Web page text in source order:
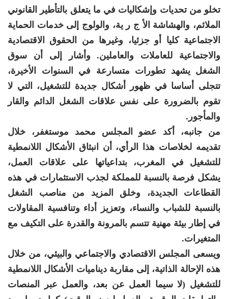
تخلو من تحديات وإشكاليات في ما يتعلق بالتأطير القانوني
الملائم، والهشاشة الأ ج ر ية، والولوج إلى خدمات الحماية
الاجتماعية كليا أو جزئيا، وغيرها من الحقوق الاقتصادية
والاجتماعية للعاملات والعاملين. وأشار إلى أن سوق
الشغل يشهد تطورات متسارعة في السنوات الأخيرة،
تتجلى أساسا في ظهور أشكال جديدة للتشغيل، التي لا
تقوم بالضرورة على نفس علاقات الشغل الدائم والقار
والمأجور.
من جانبه، أكد عضو المجلس محمد موستغفر، خلال
تقديمه لخلاصات هذا الرأي، أن انبثاق الأشكال اللانمطية
للتشغيل في المغرب، بتداعياتها على علاقات العمل،
يشكل فرصة بالنسبة للمملكة لجذب الاستثمارات في هذه
القطاعات الجديدة، وخلق المزيد من مناصب الشغل
بالنسبة للشباب والنساء، وتعزيز أداء وتنافسية المقاولات
في إطار بيئة مهنية تتسم بالمرونة والقدرة على التكيف مع
المتغيرات.
ويسعى المجلس الاقتصادي والاجتماعي والبيئي، من خلال
هذه الإحالة الذاتية، إلى مقاربة ديناميات الأشكال اللانمطية
للتشغيل (لا سيما العمل عن بعد، والعمل عبر المنصات